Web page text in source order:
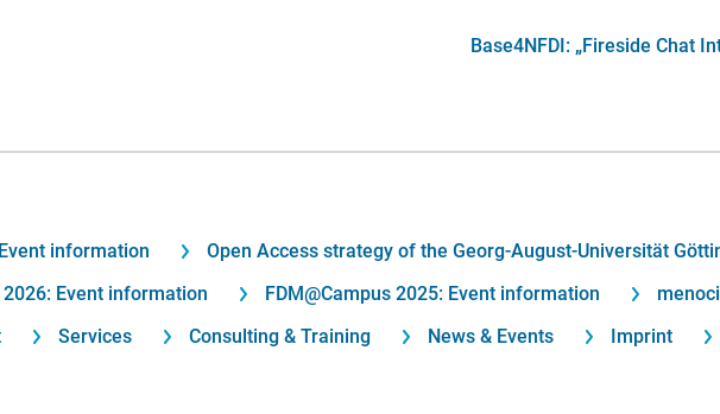
Base4NFDI: „Fireside Chat
information
Open Access strategy of the Georg-August-Universität
2026: Event information
FDM@Campus 2025: Event information
Services Consulting & Training News & Events Imprint